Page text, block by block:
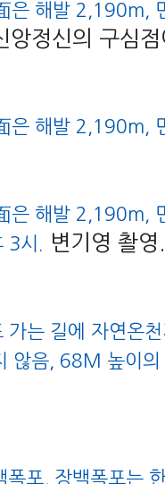
은 해발 2,190m,
앙정신의 구심
은 해발 2,190m,
은 해발 2,190m,
시.
변기영 촬영.
가는 길에 자연온
않음, 68M 높이
폭포, 장백폭포는